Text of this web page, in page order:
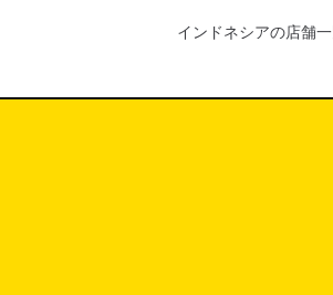
インドネシアの店舗